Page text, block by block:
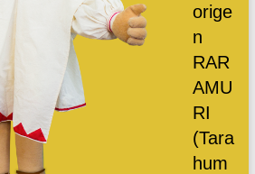
orige
n
RAR
AMU
RI
(Tara
hum